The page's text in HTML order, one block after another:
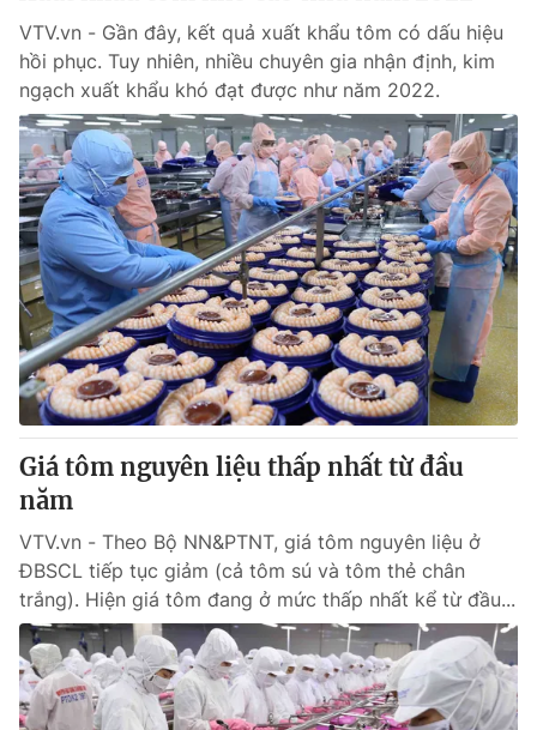
Góc doanh nghiệp
Truyền hình
Phim VTV
Hậu trường
Nhân vật
Khán giả
Giải sao mai
Giải trí
Điện ảnh
Âm nhạc
Sao
Đời sống
Du lịch
Làm đẹp
Chất lượng cuộc sống
Giáo dục
Tuyển sinh
Học trực tuyến
Công nghệ
Hitech Công nghệ tương lai
Sản phẩm
Thị trường
Tư vấn
Giao lưu trực tuyến
Lịch phát sóng
Chuyên mục khác
Emagazine Podcast
Photo Infographic
Video Shorts video
VTV.vn - Gần đây, kết quả xuất khẩu tôm có dấu hiệu
hồi phục. Tuy nhiên, nhiều chuyên gia nhận định, kim
ngạch xuất khẩu khó đạt được như năm 2022.
Giá tôm nguyên liệu thấp nhất từ đầu
năm
VTV.vn - Theo Bộ NN&PTNT, giá tôm nguyên liệu ở
ĐBSCL tiếp tục giảm (cả tôm sú và tôm thẻ chân
trắng). Hiện giá tôm đang ở mức thấp nhất kể từ đầu...